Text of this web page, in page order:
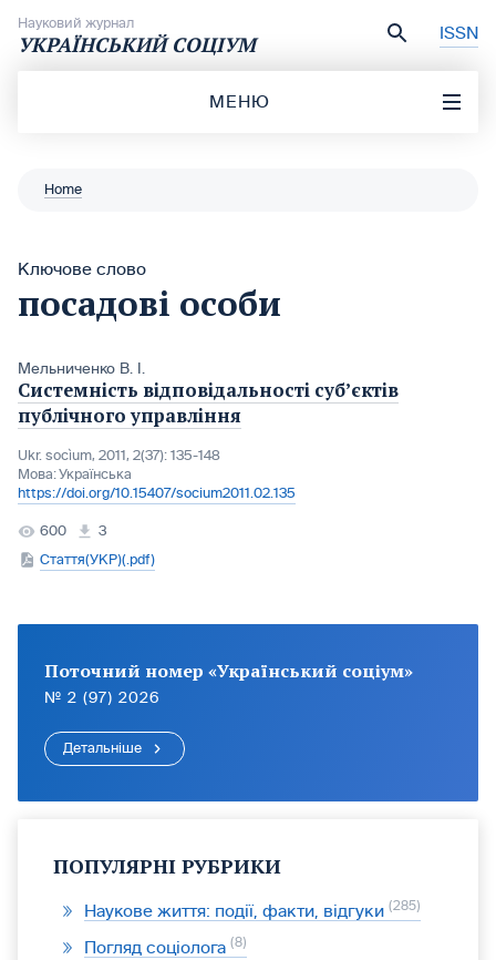
Науковий журнал
УКРАЇНСЬКИЙ СОЦІУМ ISSN
МЕНЮ
Home
Ключове слово
посадові особи
Мельниченко В. І.
Системність відповідальності суб’єктів
публічного управління
Ukr. socìum, 2011, 2(37): 135-148
Мова:Українська
https://doi.org/10.15407/socium2011.02.135
600
3
Стаття(УКР)(.pdf)
Поточний номер «Український соціум»
№ 2 (97) 2026
Детальніше
ПОПУЛЯРНІ РУБРИКИ
Наукове життя: події, факти, відгуки 285
Погляд соціолога 8